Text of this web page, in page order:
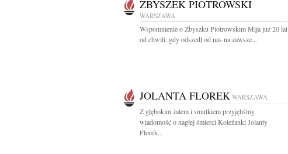
ZBYSZEK PIOTROWSKI
WARSZAWA
Wspomnienie o Zbyszku Piotrowskim Mija już 20 lat
od chwili, gdy odszedł od nas na zawsze...
JOLANTA FLOREK WARSZAWA
Z głębokim żalem i smutkiem przyjęliśmy
wiadomość o nagłej śmierci Koleżanki Jolanty
Florek...